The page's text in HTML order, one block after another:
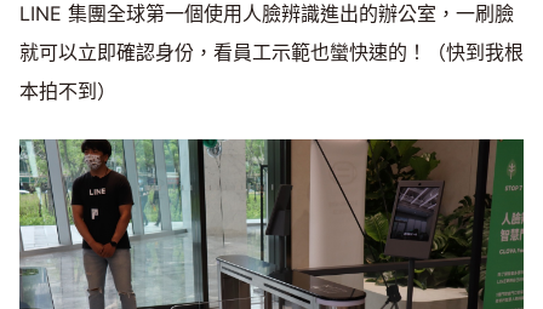
LINE 集團全球第一個使用人臉辨識進出的辦公室，一刷臉
就可以立即確認身份，看員工示範也蠻快速的！（快到我根
本拍不到）